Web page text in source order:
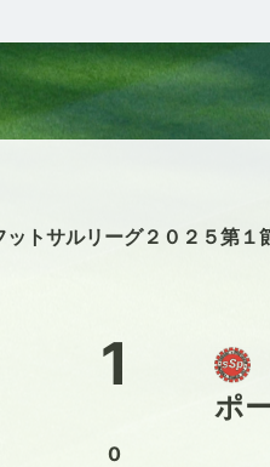
トサルリーグ２０２５第１
1
0
ポ